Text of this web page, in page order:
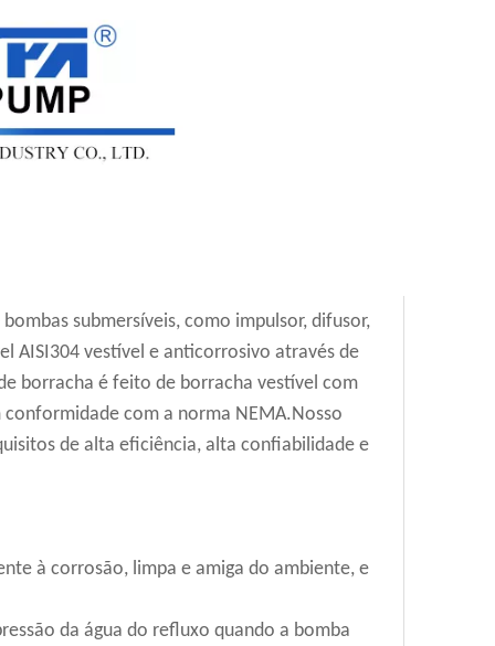
bombas submersíveis, como impulsor, difusor,
AISI304 vestível e anticorrosivo através de
borracha é feito de borracha vestível com
com a norma NEMA.Nosso
de alta eficiência, alta confiabilidade e
à corrosão, limpa e amiga do ambiente, e
da água do refluxo quando a bomba